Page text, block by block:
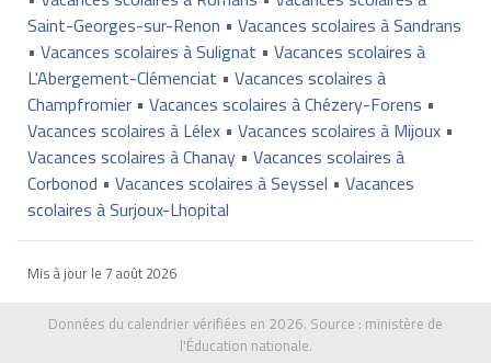
Saint-Georges-sur-Renon • Vacances scolaires à Sandrans
• Vacances scolaires à Sulignat • Vacances scolaires à
L'Abergement-Clémenciat • Vacances scolaires à
Champfromier• Vacances scolaires à Chézery-Forens •
Vacances scolaires à Lélex• Vacances scolaires à Mijoux•
Vacances scolaires à Chanay• Vacances scolaires à
Corbonod • Vacances scolaires à Seyssel • Vacances
scolaires à Surjoux-Lhopital
Mis à jour le 7 août 2026
Données du calendrier vérifiées en 2026. Source : ministère de
l'Éducation nationale.